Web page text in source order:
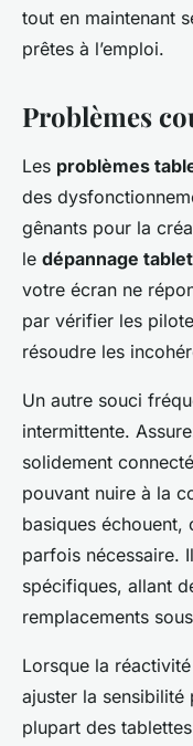
tout en maintenant
prêtes à l’emploi.
Problèmes
Les problèmes
des
gênants pour la
le dépannage
votre écran ne
par vérifier les
résoudre les
Un autre souci
intermittente.
solidement
pouvant nuire à la
basiques échouent,
parfois nécessaire.
spécifiques, allant
remplacements
Lorsque la
ajuster la
plupart des